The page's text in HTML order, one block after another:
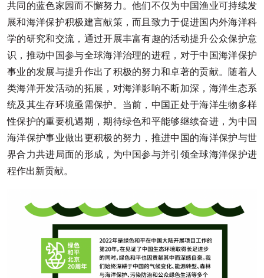
共同的蓝色家园而不懈努力。他们不仅为中国渔业可持续发
展和海洋保护积极建言献策，而且致力于促进国内外海洋科
学的研究和交流，通过开展丰富有趣的活动提升公众保护意
识，推动中国参与全球海洋治理的进程，对于中国海洋保护
事业的发展与提升作出了积极的努力和卓著的贡献。随着人
类海洋开发活动的拓展，对海洋影响不断加深，海洋生态系
统及其生存环境亟需保护。当前，中国正处于海洋生物多样
性保护的重要机遇期，期待绿色和平能够继续奋进，为中国
海洋保护事业做出更积极的努力，推进中国的海洋保护与世
界合力共进局面的形成，为中国参与并引领全球海洋保护进
程作出新贡献。